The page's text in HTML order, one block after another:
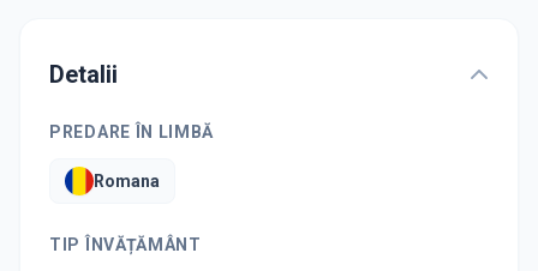
Detalii
PREDARE ÎN LIMBĂ
Romana
TIP ÎNVĂȚĂMÂNT